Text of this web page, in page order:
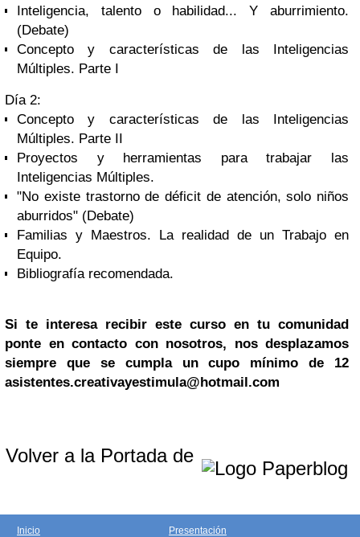
Inteligencia, talento o habilidad... Y aburrimiento.
(Debate)
Concepto y características de las Inteligencias
Múltiples. Parte I
Día 2:
Concepto y características de las Inteligencias
Múltiples. Parte II
Proyectos y herramientas para trabajar las
Inteligencias Múltiples.
"No existe trastorno de déficit de atención, solo niños
aburridos" (Debate)
Familias y Maestros. La realidad de un Trabajo en
Equipo.
Bibliografía recomendada.
Si te interesa recibir este curso en tu comunidad
ponte en contacto con nosotros, nos desplazamos
siempre que se cumpla un cupo mínimo de 12
asistentes.creativayestimula@hotmail.com
Volver a la Portada de
Inicio Presentación